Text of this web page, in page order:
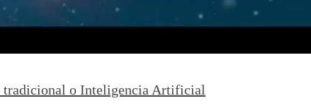
tradicional o Inteligencia Artificial